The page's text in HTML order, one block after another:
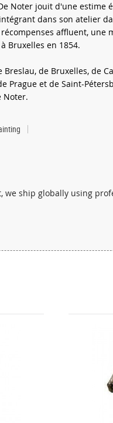
Noter jouit d'une estime
dans son atelier
affluent, une
Bruxelles en 1854.
Breslau, de Bruxelles, de
Prague et de Saint-
Noter.
we ship globally using